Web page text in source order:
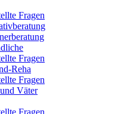
Fragen
Fragen
Reha
Fragen
Väter